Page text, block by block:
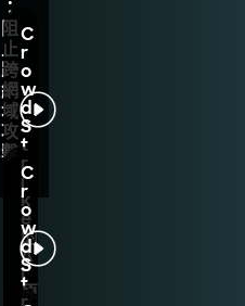
：
阻
止
跨
網
域
攻
擊
C
r
o
w
d
S
t
r
i
k
e
的
A
I
原
C
r
o
w
d
S
t